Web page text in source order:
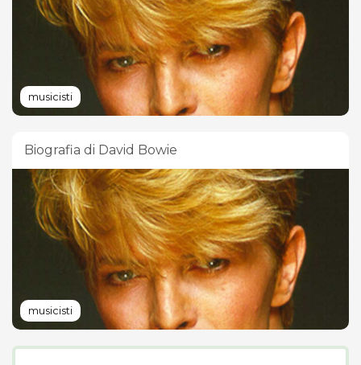
musicisti
Biografia di David Bowie
musicisti